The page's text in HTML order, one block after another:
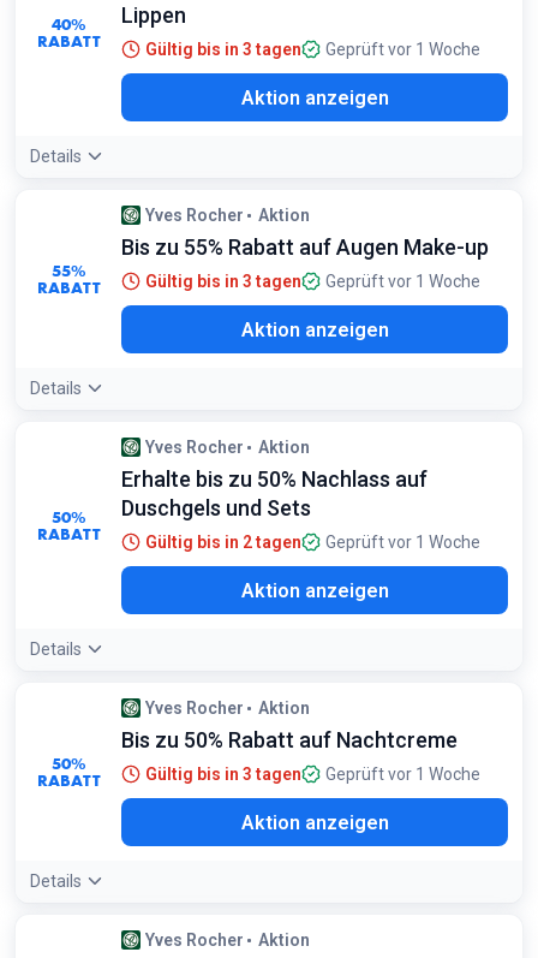
40%
RABATT
Lippen
Gültig bis in 3 tagen Geprüft vor 1 Woche
Aktion anzeigen
Details
55%
RABATT
Yves Rocher Aktion
Bis zu 55% Rabatt auf Augen Make-up
Gültig bis in 3 tagen Geprüft vor 1 Woche
Aktion anzeigen
Details
50%
RABATT
Yves Rocher Aktion
Erhalte bis zu 50% Nachlass auf
Duschgels und Sets
Gültig bis in 2 tagen Geprüft vor 1 Woche
Aktion anzeigen
Details
50%
RABATT
Yves Rocher Aktion
Bis zu 50% Rabatt auf Nachtcreme
Gültig bis in 3 tagen Geprüft vor 1 Woche
Aktion anzeigen
Details
Yves Rocher Aktion